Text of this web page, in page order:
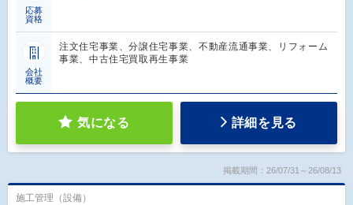
応募
資格
会社
概要
注文住宅事業、分譲住宅事業、不動産流通事業、リフォーム
事業、中古住宅買取再生事業
気になる 詳細を見る
掲載期間：26/07/31～26/08/13
施工管理（設備）